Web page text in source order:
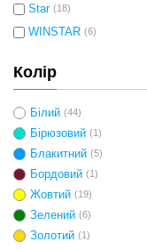
Star (18)
WINSTAR (6)
Колір
Білий (44)
Бірюзовий (1)
Блакитний (5)
Бордовий (1)
Жовтий (19)
Зелений (6)
Золотий (1)